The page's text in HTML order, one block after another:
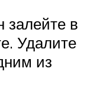
залейте в
Удалите
из